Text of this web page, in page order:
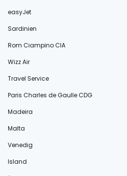
easyJet
Sardinien
Rom Ciampino CIA
Wizz Air
Travel Service
Paris Charles de Gaulle CDG
Madeira
Malta
Venedig
Island